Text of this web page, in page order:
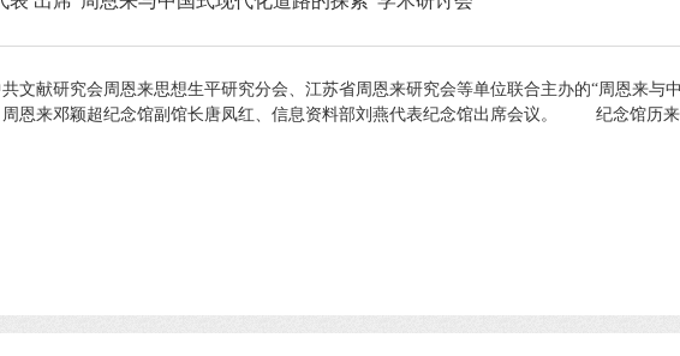
献研究会周恩来思想生平研究分会、江苏省周恩来研究会等单位联合主办的“周恩来与
周恩来邓颖超纪念馆副馆长唐凤红、信息资料部刘燕代表纪念馆出席会议。 纪念馆历